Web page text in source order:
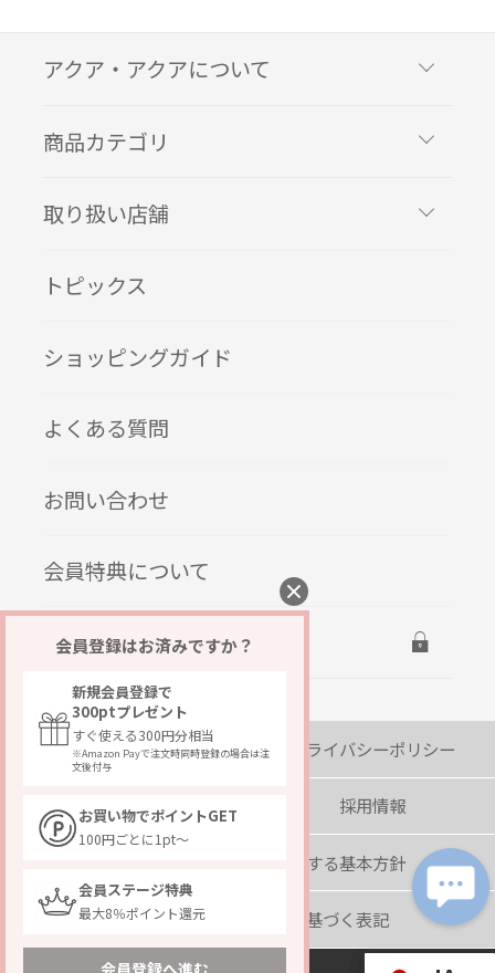
アクア・アクアについて
商品カテゴリ
取り扱い店舗
トピックス
ショッピングガイド
よくある質問
お問い合わせ
会員特典について
ログイン
会社概要 プライバシーポリシー
著作権・免責事項 採用情報
カスタマーハラスメントに対する基本方針
特定商取引に関する法律に基づく表記
会員登録はお済みですか？
新規会員登録で
300ptプレゼント
すぐ使える300円分相当
※Amazon Payで注文時同時登録の場合は注
文後付与
お買い物でポイントGET
100円ごとに1pt～
会員ステージ特典
最大8％ポイント還元
会員登録へ進む